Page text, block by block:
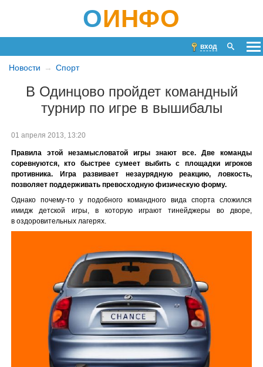
ОИНФО
вход
Новости Спорт
В Одинцово пройдет командный
турнир по игре в вышибалы
01 апреля 2013, 13:20
Правила этой незамысловатой игры знают все. Две команды
соревнуются, кто быстрее сумеет выбить с площадки игроков
противника. Игра развивает незаурядную реакцию, ловкость,
позволяет поддерживать превосходную физическую форму.
Однако почему-то у подобного командного вида спорта сложился
имидж детской игры, в которую играют тинейджеры во дворе,
в оздоровительных лагерях.